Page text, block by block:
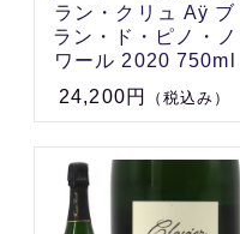
ラン・クリュ Aÿ ブ
ラン・ド・ピノ・ノ
ワール 2020 750ml
24,200円
（税込み）